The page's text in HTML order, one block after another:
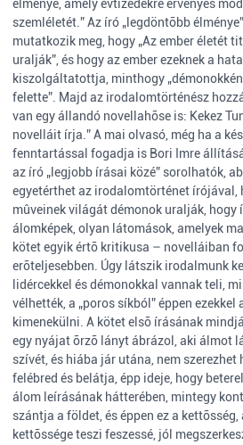
élménye, amely évtizedekre érvényes
szemléletét.” Az író „legdöntõbb
mutatkozik meg, hogy „Az ember életét
uralják”, és hogy az ember ezeknek a
kiszolgáltatottja, minthogy
felette”. Majd az irodalomtörténész
van egy állandó novellahõse is: Kekez
novelláit írja.” A mai olvasó, még ha a
fenntartással fogadja is Bori Imre
az író „legjobb írásai közé” sorolhatók,
egyetérthet az irodalomtörténet írójával,
mûveinek világát démonok uralják, hogy
álomképek, olyan látomások, amelyek
kötet egyik értõ kritikusa – novelláiban
erõteljesebben. Úgy látszik irodalmunk
lidércekkel és démonokkal vannak teli,
vélhették, a „poros síkból” éppen ezekkel
kimenekülni. A kötet elsõ írásának
egy nyájat õrzõ lányt ábrázol, aki álmot
szívét, és hiába jár utána, nem
felébred és belátja, épp ideje, hogy
álom leírásának hátterében, mintegy
szántja a földet, és éppen ez a
kettõssége teszi feszessé, jól